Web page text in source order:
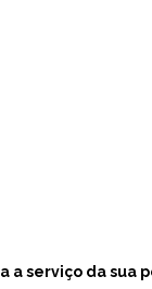
a serviço da sua